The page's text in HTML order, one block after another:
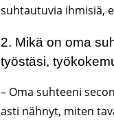
suhtautuvia ihmisiä,
2.⁠ ⁠Mikä on oma
työstäsi,
– Oma suhteeni
asti nähnyt, miten